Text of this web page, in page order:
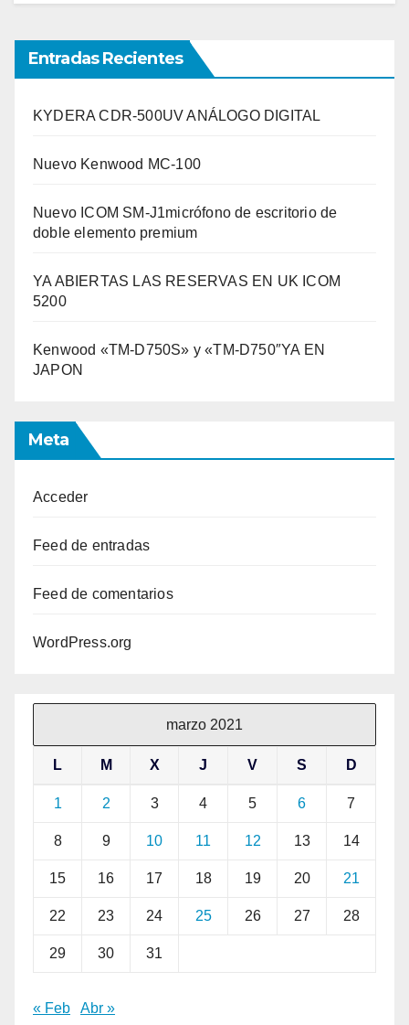
Entradas Recientes
KYDERA CDR-500UV ANÁLOGO DIGITAL
Nuevo Kenwood MC-100
Nuevo ICOM SM-J1micrófono de escritorio de
doble elemento premium
YA ABIERTAS LAS RESERVAS EN UK ICOM
5200
Kenwood «TM-D750S» y «TM-D750″YA EN
JAPON
Meta
Acceder
Feed de entradas
Feed de comentarios
WordPress.org
marzo 2021
L M X J V S D
1 2 3 4 5 6 7
8 9 10 11 12 13 14
15 16 17 18 19 20 21
22 23 24 25 26 27 28
29 30 31
« Feb Abr »